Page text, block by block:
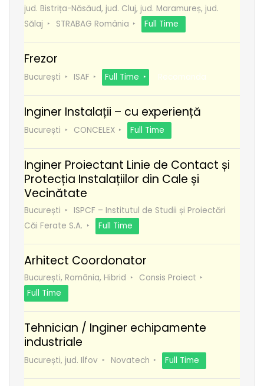
jud. Bistrița-Năsăud, jud. Cluj, jud. Maramureș, jud.
Sălaj
STRABAG România Full Time
Frezor
București ISAF Full Time Recomanda
Inginer Instalații – cu experiență
București CONCELEX Full Time
Inginer Proiectant Linie de Contact și
Protecția Instalațiilor din Cale și
Vecinătate
București
ISPCF – Institutul de Studii și Proiectări
Căi Ferate S.A.
Full Time
Arhitect Coordonator
București, România, Hibrid
Consis Proiect
Full Time
Tehnician / Inginer echipamente
industriale
București, jud. Ilfov Novatech Full Time